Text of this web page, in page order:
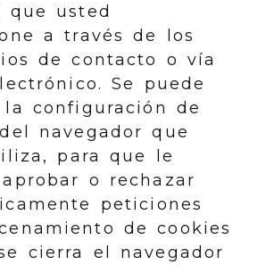
que usted
a través de los
de contacto o vía
Se puede
configuración de
navegador que
para que le
o rechazar
peticiones
de cookies
cierra el navegador